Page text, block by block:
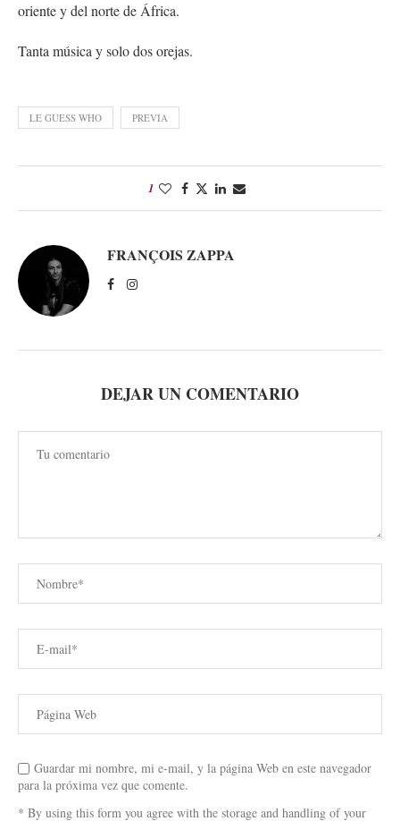
oriente y del norte de África.
Tanta música y solo dos orejas.
LE GUESS WHO PREVIA
1
FRANÇOIS ZAPPA
DEJAR UN COMENTARIO
Guardar mi nombre, mi e-mail, y la página Web en este navegador
para la próxima vez que comente.
* By using this form you agree with the storage and handling of your